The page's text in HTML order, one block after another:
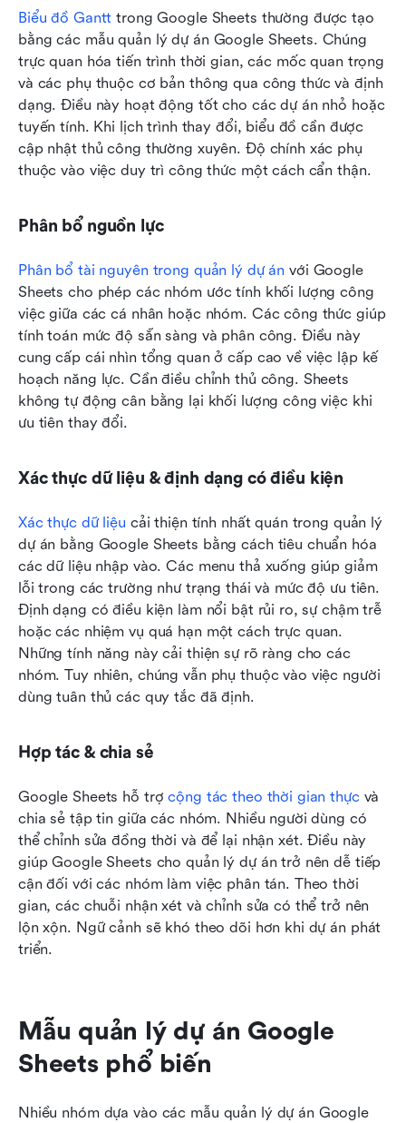
Biểu đồ Gantt trong Google Sheets thường được tạo
bằng các mẫu quản lý dự án Google Sheets. Chúng
trực quan hóa tiến trình thời gian, các mốc quan trọng
và các phụ thuộc cơ bản thông qua công thức và định
dạng. Điều này hoạt động tốt cho các dự án nhỏ hoặc
tuyến tính. Khi lịch trình thay đổi, biểu đồ cần được
cập nhật thủ công thường xuyên. Độ chính xác phụ
thuộc vào việc duy trì công thức một cách cẩn thận.
Phân bổ nguồn lực
Phân bổ tài nguyên trong quản lý dự án với Google
Sheets cho phép các nhóm ước tính khối lượng công
việc giữa các cá nhân hoặc nhóm. Các công thức giúp
tính toán mức độ sẵn sàng và phân công. Điều này
cung cấp cái nhìn tổng quan ở cấp cao về việc lập kế
hoạch năng lực. Cần điều chỉnh thủ công. Sheets
không tự động cân bằng lại khối lượng công việc khi
ưu tiên thay đổi.
Xác thực dữ liệu & định dạng có điều kiện
Xác thực dữ liệu cải thiện tính nhất quán trong quản lý
dự án bằng Google Sheets bằng cách tiêu chuẩn hóa
các dữ liệu nhập vào. Các menu thả xuống giúp giảm
lỗi trong các trường như trạng thái và mức độ ưu tiên.
Định dạng có điều kiện làm nổi bật rủi ro, sự chậm trễ
hoặc các nhiệm vụ quá hạn một cách trực quan.
Những tính năng này cải thiện sự rõ ràng cho các
nhóm. Tuy nhiên, chúng vẫn phụ thuộc vào việc người
dùng tuân thủ các quy tắc đã định.
Hợp tác & chia sẻ
Google Sheets hỗ trợ cộng tác theo thời gian thực và
chia sẻ tập tin giữa các nhóm. Nhiều người dùng có
thể chỉnh sửa đồng thời và để lại nhận xét. Điều này
giúp Google Sheets cho quản lý dự án trở nên dễ tiếp
cận đối với các nhóm làm việc phân tán. Theo thời
gian, các chuỗi nhận xét và chỉnh sửa có thể trở nên
lộn xộn. Ngữ cảnh sẽ khó theo dõi hơn khi dự án phát
triển.
Mẫu quản lý dự án Google
Sheets phổ biến
Nhiều nhóm dựa vào các mẫu quản lý dự án Google